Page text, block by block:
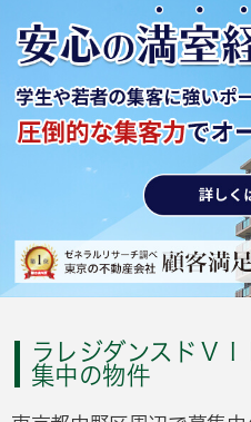
ラレジダンスドＶ
集中の物件